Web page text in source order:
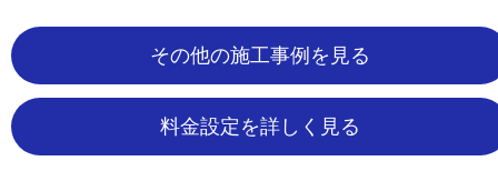
その他の施工事例を見る
料金設定を詳しく見る